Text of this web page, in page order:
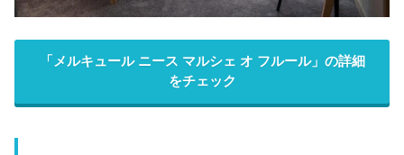
「メルキュール ニース マルシェ オ フルール」の詳細
をチェック